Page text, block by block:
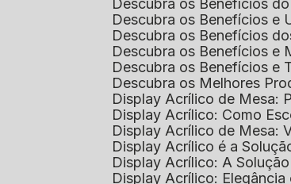
Descubra os Benefícios
Descubra os Benefícios
Descubra os Benefícios
Descubra os Benefícios
Descubra os Benefícios
Descubra os Melhores
Display Acrílico de Mesa:
Display Acrílico: Como
Display Acrílico de Mesa:
Display Acrílico é a
Display Acrílico: A
Display Acrílico: